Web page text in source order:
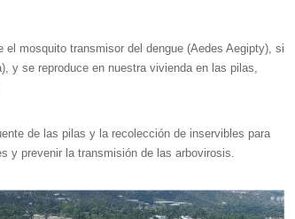
transmisor del dengue (Aedes Aegipty), si
y se reproduce en nuestra vivienda en las pilas,
de las pilas y la recolección de inservibles para
y prevenir la transmisión de las arbovirosis.